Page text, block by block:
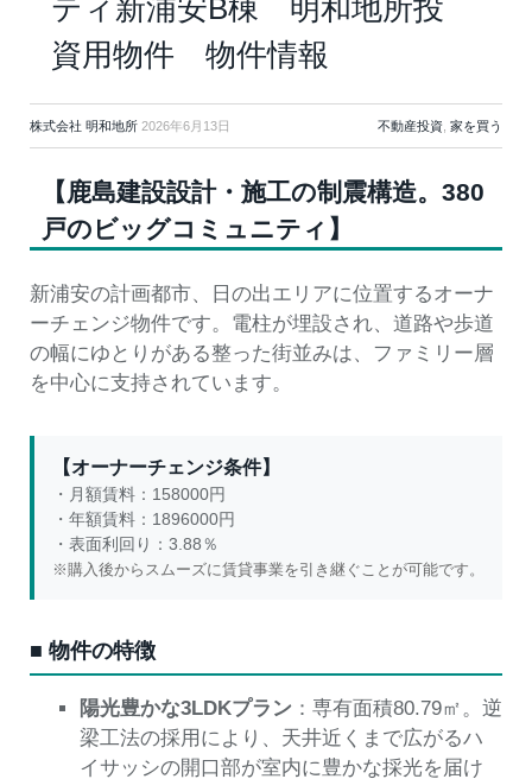
ティ新浦安B棟 明和地所投
資用物件 物件情報
株式会社 明和地所 2026年6月13日 不動産投資, 家を買う
【鹿島建設設計・施工の制震構造。380
戸のビッグコミュニティ】
新浦安の計画都市、日の出エリアに位置するオーナ
ーチェンジ物件です。電柱が埋設され、道路や歩道
の幅にゆとりがある整った街並みは、ファミリー層
を中心に支持されています。
【オーナーチェンジ条件】
・月額賃料：158000円
・年額賃料：1896000円
・表面利回り：3.88％
※購入後からスムーズに賃貸事業を引き継ぐことが可能です。
■ 物件の特徴
陽光豊かな3LDKプラン ：専有面積80.79㎡。逆
梁工法の採用により、天井近くまで広がるハ
イサッシの開口部が室内に豊かな採光を届け